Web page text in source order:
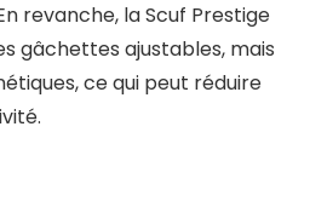
revanche, la Scuf Prestige
gâchettes ajustables, mais
ce qui peut réduire